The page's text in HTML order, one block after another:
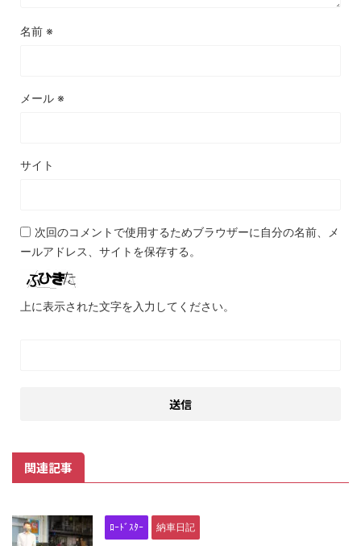
名前 ※
メール ※
サイト
次回のコメントで使用するためブラウザーに自分の名前、メ
ールアドレス、サイトを保存する。
上に表示された文字を入力してください。
関連記事
ﾛｰﾄﾞｽﾀｰ 納車日記